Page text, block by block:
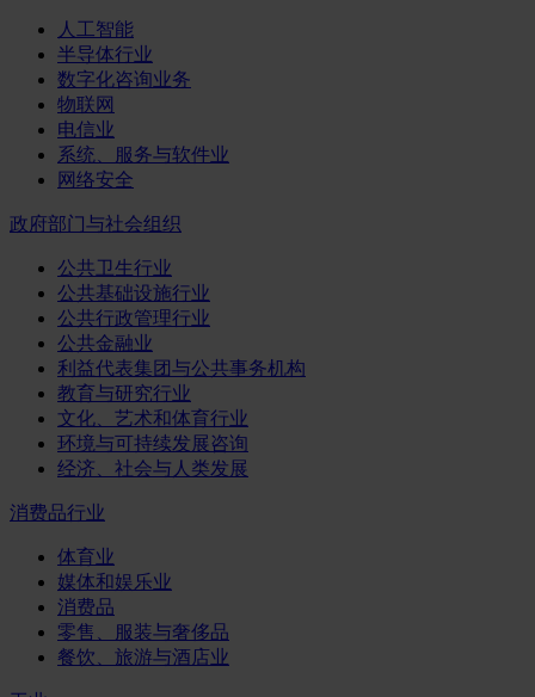
人工智能
半导体行业
数字化咨询业务
物联网
电信业
系统、服务与软件业
网络安全
政府部门与社会组织
公共卫生行业
公共基础设施行业
公共行政管理行业
公共金融业
利益代表集团与公共事务机构
教育与研究行业
文化、艺术和体育行业
环境与可持续发展咨询
经济、社会与人类发展
消费品行业
体育业
媒体和娱乐业
消费品
零售、服装与奢侈品
餐饮、旅游与酒店业